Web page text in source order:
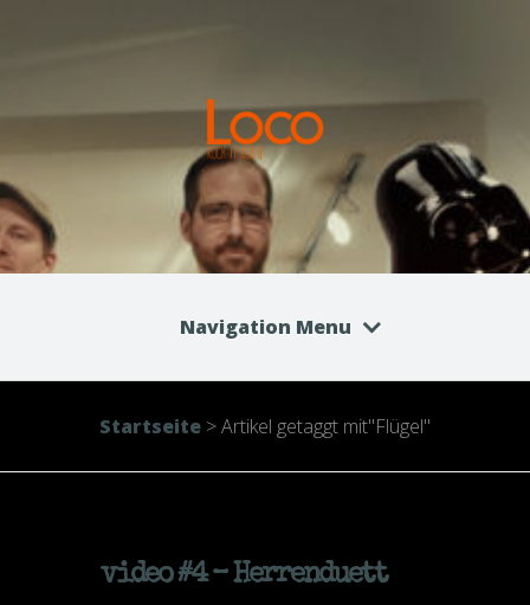
Navigation Menu
Startseite >Artikel getaggt mit"Flügel"
video #4 – Herrenduett